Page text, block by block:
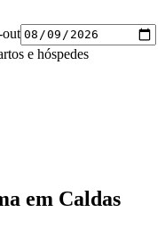
e hóspedes
em Caldas